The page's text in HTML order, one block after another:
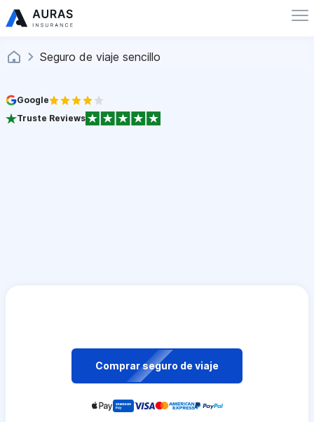
Seguro de viaje sencillo
Google
Truste Reviews
Comprar seguro de viaje